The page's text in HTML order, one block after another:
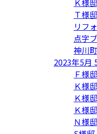
Ｔ様邸
リフ
点字
神川町
2023年5月
Ｆ様邸
Ｋ様邸
Ｋ様邸
Ｋ様邸
Ｎ様邸